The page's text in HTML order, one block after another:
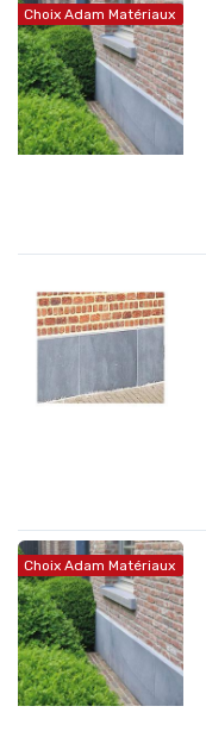
Choix Adam Matériaux
Choix Adam Matériaux